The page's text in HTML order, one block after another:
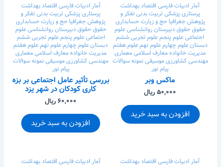
آمار ادبیات فارسی اقتصادبهداشت
پرستاریپزشکیتربیت بدنیتفکر و
پژوهشجغرافیاحج و زیارتحسابداری
حقوقحقوقدبیرستانروانشناسیعلوم
اجتماعیعلوم پنجمعلوم تجربی ششم
دبستانعلوم چهارمعلوم نهمعلوم هفتم
مدیریت خانوادهمعارف اسلامیمعماری
مهندسی کشاورزیموسیقینمونه سوالات
پیام نور
ماکس وبر
۵۰,۰۰۰ ریال
افزودن به سبد خرید
آمار ادبیات فارسی اقتصادبهداشت
پرستاریپزشکیتربیت بدنیتفکر و
پژوهشجغرافیا حج و زیارتحسابداری
حقوقحقوقدبیرستانروانشناسیعلوم
اجتماعیعلوم پنجمعلوم تجربی ششم
دبستانعلوم چهارمعلوم نهمعلوم هفتم
مدیریت خانوادهمعارف اسلامیمعماری
مهندسی کشاورزیموسیقینمونه سوالات
پیام نور
بررسی تأثیر عامل اجتماعی بر بزه
کاری کودکان در شهر یزد
۶۰,۰۰۰ ریال
افزودن به سبد خرید
آمار ادبیات فارسی اقتصادبهداشت
آمار ادبیات فارسی اقتصادبهداشت